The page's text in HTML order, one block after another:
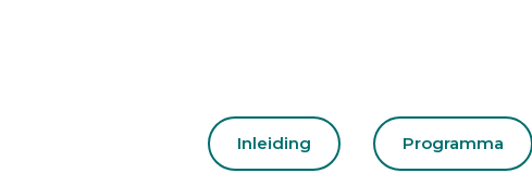
Inleiding Programma